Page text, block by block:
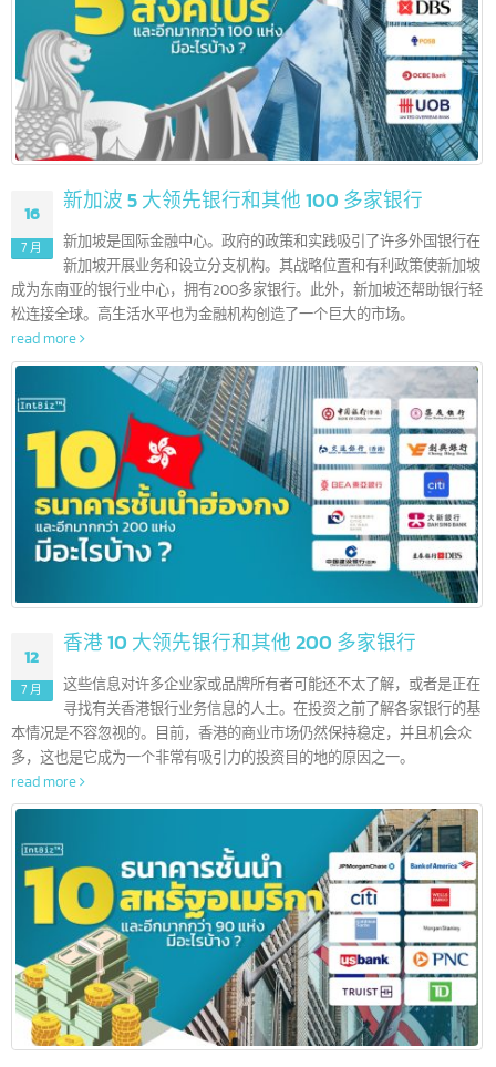
16
7 月
新加波 5 大领先银行和其他 100 多家银行
新加坡开展业务和设立分支机构。其战略位置和有利政策使新加
成为东南亚的银行业中心，拥有200多家银行。此外，新加坡还帮助银
松连接全球。高生活水平也为金融机构创造了一个巨大的市场。
read more
12 香港 10 大领先银行和其他 200 多家银行
这些信息对许多企业家或品牌所有者可能还不太了解，或者是正
寻找有关香港银行业务信息的人士。在投资之前了解各家银行的
本情况是不容忽视的。目前，香港的商业市场仍然保持稳定，并且机会众
多，这也是它成为一个非常有吸引力的投资目的地的原因之一。
read more